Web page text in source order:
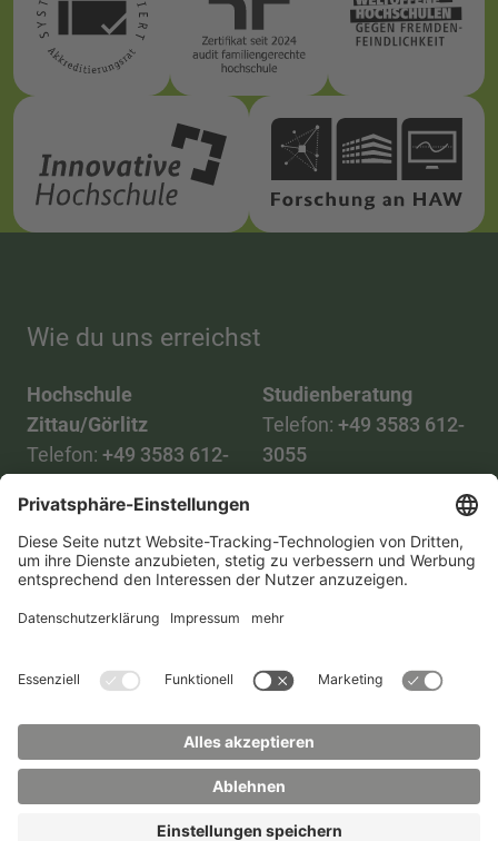
Wie du uns erreichst
Hochschule
Zittau/Görlitz
Telefon: +49 3583 612-
Mail:info(at)hszg.de
Studienberatung
Telefon: +49 3583 612-
3055
Mail:
stud.info(at)hszg.de
TransparenzgesetzKontakt Lageplan